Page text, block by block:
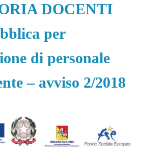
DOCENTI
per
di personale
– avviso 2/2018